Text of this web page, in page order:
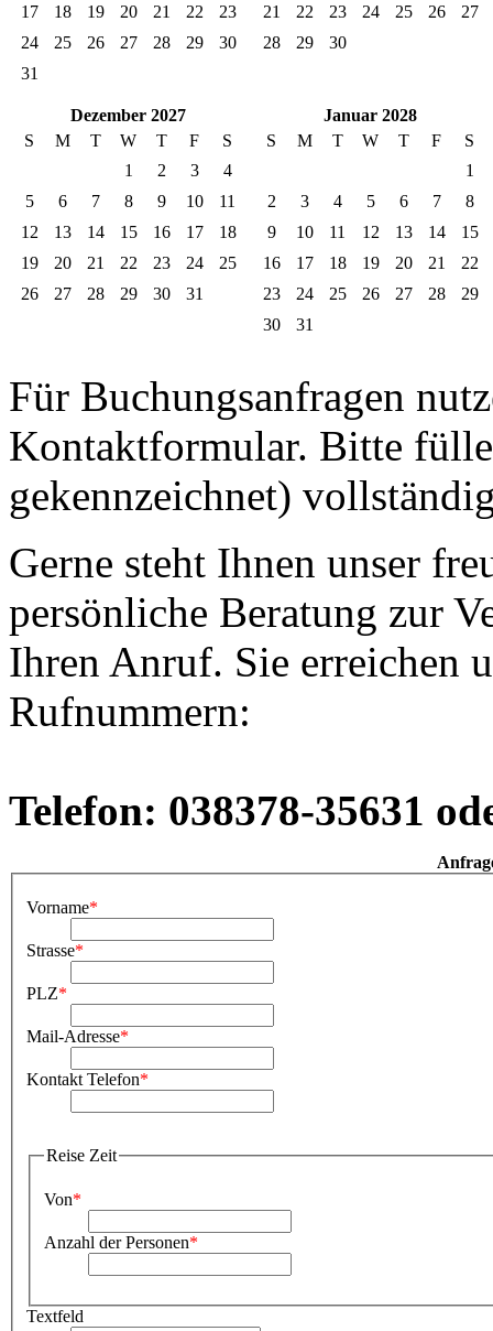
17
18 19 20 21 22
23
24
25 26 27 28 29
30
31
21
22 23 24 25 26
27
28
29 30
Dezember 2027
S
M T W T F
S
1
2 3
4
5
6 7 8 9 10
11
12
13 14 15 16 17
18
19
20 21 22 23 24
25
26
27 28 29 30 31
Januar 2028
S
M T W T F
S
1
2
3 4 5 6 7
8
9
10 11 12 13 14
15
16
17 18 19 20 21
22
23
24 25 26 27 28
29
30
31
Für Buchungsanfragen
Kontaktformular. Bitte
gekennzeichnet)
Gerne steht Ihnen unser
persönliche Beratung zur
Ihren Anruf. Sie erreichen
Rufnummern:
Telefon: 038378-35631
Vorname*
Strasse*
PLZ*
Mail-Adresse*
Kontakt Telefon*
Reise Zeit
Von*
Anzahl der Personen*
Textfeld